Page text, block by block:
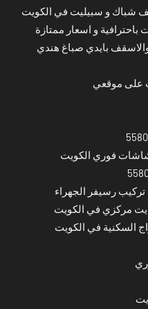
شباك و سبيليت في الكويت
و اسعار ممتازة
بايدي صباغ هندي
على موقعي
فوري الكويت
رسيفر الجهراء
مركزي في الكويت
السكنية في الكويت